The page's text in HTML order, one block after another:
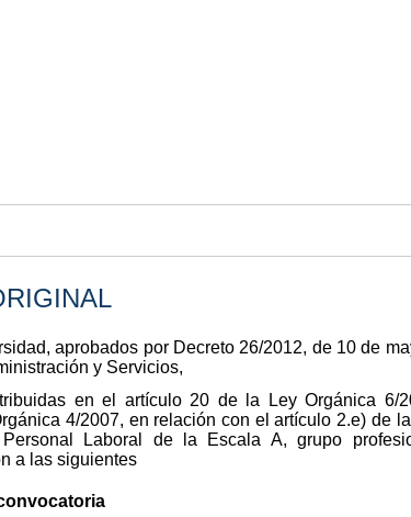
aprobados por Decreto 26/2012, de 10 de
y Servicios,
en el artículo 20 de la Ley Orgánica 6/
4/2007, en relación con el artículo 2.e) de
Laboral de la Escala A, grupo
a las siguientes